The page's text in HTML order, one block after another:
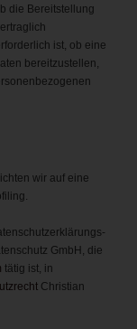
die Bereitstellung
ist, ob eine
bereitzustellen,
wir auf eine
GmbH, die
tätig ist, in
Christian